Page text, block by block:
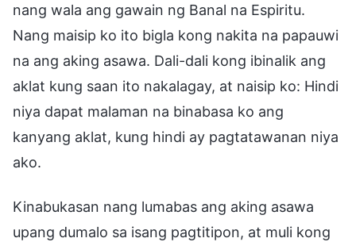
nang wala ang gawain ng Banal na Espiritu.
Nang maisip ko ito bigla kong nakita na papauwi
na ang aking asawa. Dali-dali kong ibinalik ang
aklat kung saan ito nakalagay, at naisip ko: Hindi
niya dapat malaman na binabasa ko ang
kanyang aklat, kung hindi ay pagtatawanan niya
ako.
Kinabukasan nang lumabas ang aking asawa
upang dumalo sa isang pagtitipon, at muli kong